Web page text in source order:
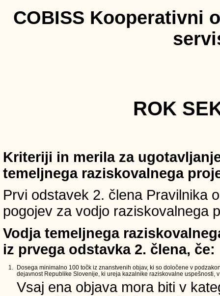
COBISS Kooperativni
ROK
Kriteriji in merila za
temeljnega raziskovalnega
Prvi odstavek 2. člena Pravilnika
pogojev za vodjo raziskovalnega
Vodja temeljnega
iz prvega odstavka 2. člena, če:
1.
Dosega minimalno 100 točk iz znanstvenih objav, ki so določene v
dejavnost Republike Slovenije, ki ureja kazalnike raziskovalne uspešnosti,
Vsaj ena objava mora biti v